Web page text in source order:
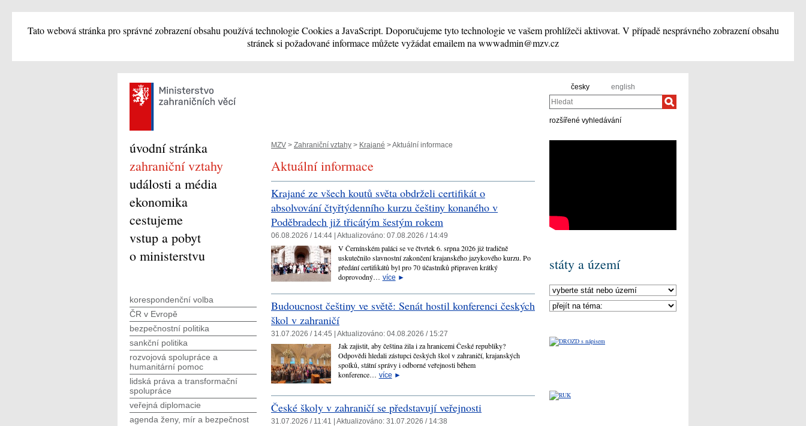
Tato webová stránka pro správné zobrazení obsahu používá technologie Cookies a JavaScript. Doporučujeme tyto technologie ve vašem prohlížeči aktivovat. V případě nesprávného zobrazení obsahu
stránek si požadované informace můžete vyžádat emailem na wwwadmin@mzv.cz
česky english
Hledat
rozšířené vyhledávání
MZV > Zahraniční vztahy > Krajané > Aktuální informace
Aktuální informace
Krajané ze všech koutů světa obdrželi certifikát o
absolvování čtyřtýdenního kurzu češtiny konaného v
Poděbradech již třicátým šestým rokem
06.08.2026 / 14:44 | Aktualizováno: 07.08.2026 / 14:49
V Černínském paláci se ve čtvrtek 6. srpna 2026 již tradičně
uskutečnilo slavnostní zakončení krajanského jazykového kurzu. Po
předání certifikátů byl pro 70 účastníků připraven krátký
doprovodný… více ►
Budoucnost češtiny ve světě: Senát hostil konferenci českých
škol v zahraničí
31.07.2026 / 14:45 | Aktualizováno: 04.08.2026 / 15:27
Jak zajistit, aby čeština žila i za hranicemi České republiky?
Odpovědi hledali zástupci českých škol v zahraničí, krajanských
spolků, státní správy i odborné veřejnosti během
konference… více ►
České školy v zahraničí se představují veřejnosti
31.07.2026 / 11:41 | Aktualizováno: 31.07.2026 / 14:38
úvodní stránka
zahraniční vztahy
události a média
ekonomika
cestujeme
vstup a pobyt
o ministerstvu
korespondenční volba
ČR v Evropě
bezpečnostní politika
sankční politika
rozvojová spolupráce a
humanitární pomoc
lidská práva a transformační
spolupráce
veřejná diplomacie
agenda ženy, mír a bezpečnost
státy a území